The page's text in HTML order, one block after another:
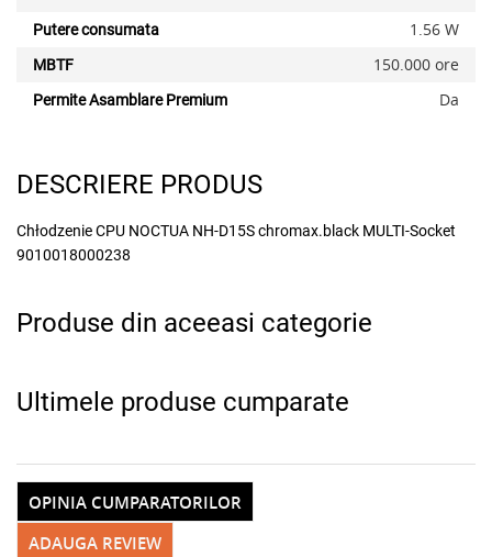
Putere consumata 1.56 W
MBTF 150.000 ore
Permite Asamblare Premium Da
DESCRIERE PRODUS
Chłodzenie CPU NOCTUA NH-D15S chromax.black MULTI-Socket
9010018000238
Produse din aceeasi categorie
Ultimele produse cumparate
ADAUGA REVIEW
OPINIA CUMPARATORILOR